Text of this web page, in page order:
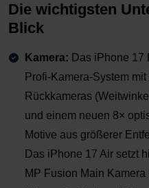
Die wichtigsten
Blick
Kamera: Das iPhone 17
Profi-Kamera-System
Rückkameras
und einem neuen 8×
Motive aus größerer
Das iPhone 17 Air setzt
MP Fusion Main